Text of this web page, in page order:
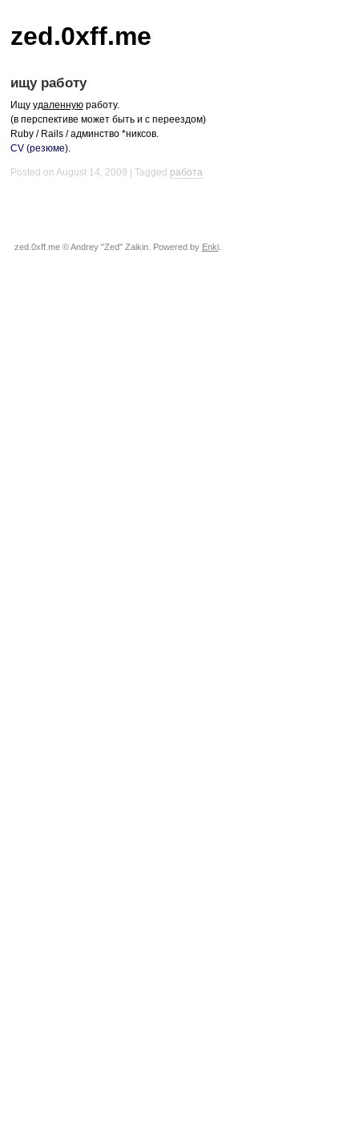
zed.0xff.me
ищу работу
Ищу удаленнуюработу.
(в перспективе может быть и с переездом)
Ruby / Rails / админство *никсов.
CV (резюме).
Posted on August 14, 2009 Tagged работа
zed.0xff.me © Andrey "Zed" Zaikin. Powered by Enki.